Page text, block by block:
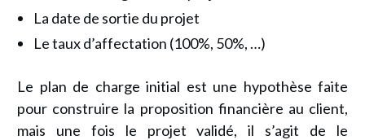
La date de sortie du projet
Le taux d’affectation (100%, 50%, …)
Le plan de charge initial est une hypothèse faite
pour construire la proposition financière au client,
mais une fois le projet validé, il s’agit de le